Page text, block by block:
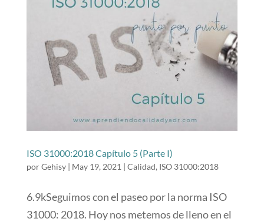
ISO 31000:2018 Capítulo 5 (Parte I)
porGehisy| May 19, 2021 | Calidad, ISO 31000:2018
6.9kSeguimos con el paseo por la norma ISO
31000: 2018. Hoy nos metemos de lleno en el